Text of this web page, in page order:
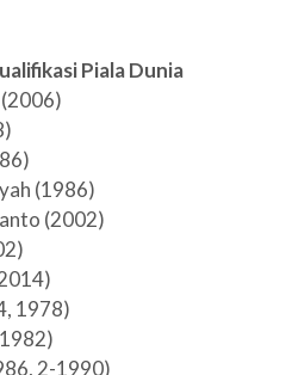
Piala Dunia
(2006)
(1986)
(2002)
1978)
2-1990)